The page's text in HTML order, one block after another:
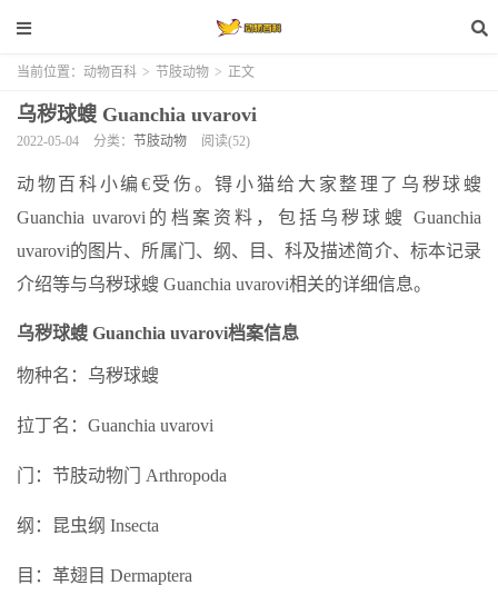
当前位置： 动物百科 > 节肢动物 > 正文
乌秽球螋 Guanchia uvarovi
2022-05-04 分类： 节肢动物 阅读(52)
动物百科小编€受伤。锝小猫给大家整理了乌秽球螋
Guanchia uvarovi的档案资料，包括乌秽球螋 Guanchia
uvarovi的图片、所属门、纲、目、科及描述简介、标本记录
介绍等与乌秽球螋 Guanchia uvarovi相关的详细信息。
乌秽球螋 Guanchia uvarovi档案信息
物种名：乌秽球螋
拉丁名：Guanchia uvarovi
门：节肢动物门 Arthropoda
纲：昆虫纲 Insecta
目：革翅目 Dermaptera